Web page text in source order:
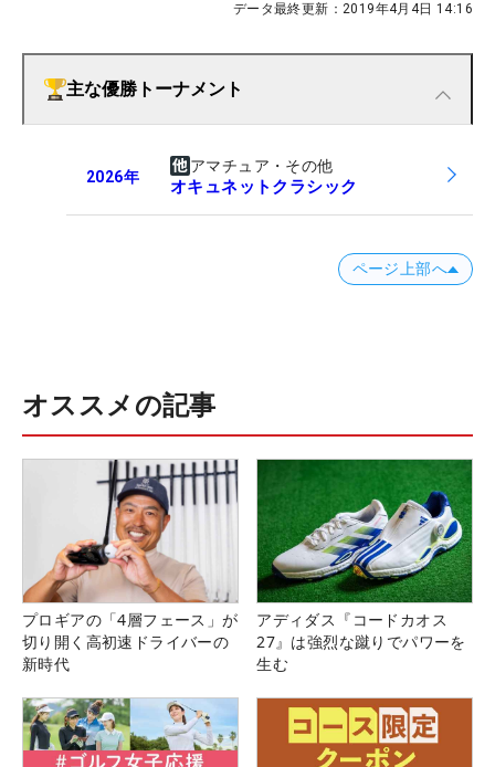
データ最終更新： 2019年4月4日 14:16
主な優勝トーナメント
2026年
アマチュア・その他
オキュネットクラシック
ページ上部へ
オススメの記事
プロギアの「4層フェース」が
切り開く高初速ドライバーの
新時代
アディダス『コードカオス
27』は強烈な蹴りでパワーを
生む